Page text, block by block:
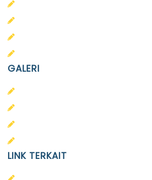
GALERI
LINK TERKAIT